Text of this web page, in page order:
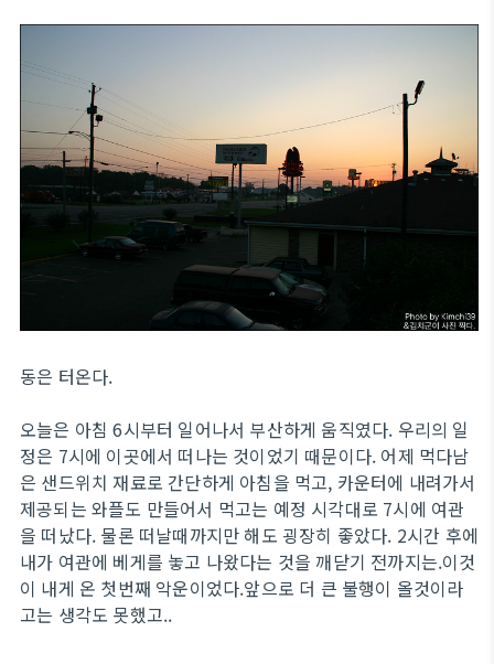
동은 터온다.
오늘은 아침 6시부터 일어나서 부산하게 움직였다. 우리의 일
정은 7시에 이곳에서 떠나는 것이었기 때문이다. 어제 먹다남
은 샌드위치 재료로 간단하게 아침을 먹고, 카운터에 내려가서
제공되는 와플도 만들어서 먹고는 예정 시각대로 7시에 여관
을 떠났다. 물론 떠날때까지만 해도 굉장히 좋았다. 2시간 후에
내가 여관에 베게를 놓고 나왔다는 것을 깨닫기 전까지는.이것
이 내게 온 첫번째 악운이었다.앞으로 더 큰 불행이 올것이라
고는 생각도 못했고..